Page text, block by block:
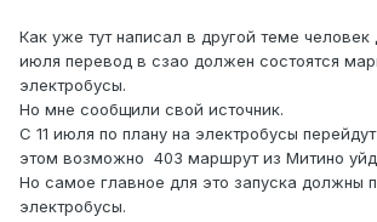
Как уже тут написал в другой теме человек
июля перевод в сзао должен состоятся
электробусы.
Но мне сообщили свой источник.
С 11 июля по плану на электробусы
этом возможно 403 маршрут из Митино
Но самое главное для это запуска должны
электробусы.